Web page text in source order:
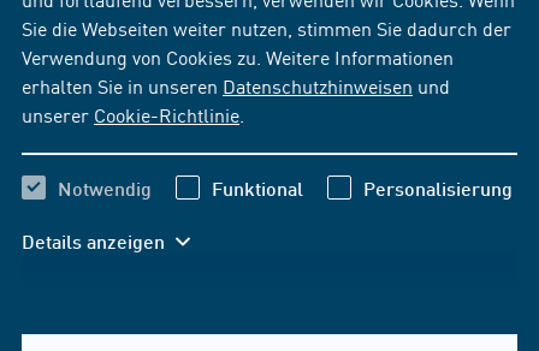
Sie die Webseiten weiter nutzen, stimmen Sie dadurch der
Verwendung von Cookies zu. Weitere Informationen
erhalten Sie in unseren Datenschutzhinweisen und
unserer Cookie-Richtlinie
Notwendig Funktional Personalisierung
Details anzeigen